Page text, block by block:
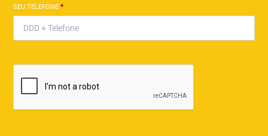
SEU TELEFONE*